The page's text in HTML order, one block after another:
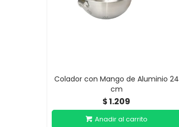
Colador con Mango de Aluminio 24
cm
$1.209